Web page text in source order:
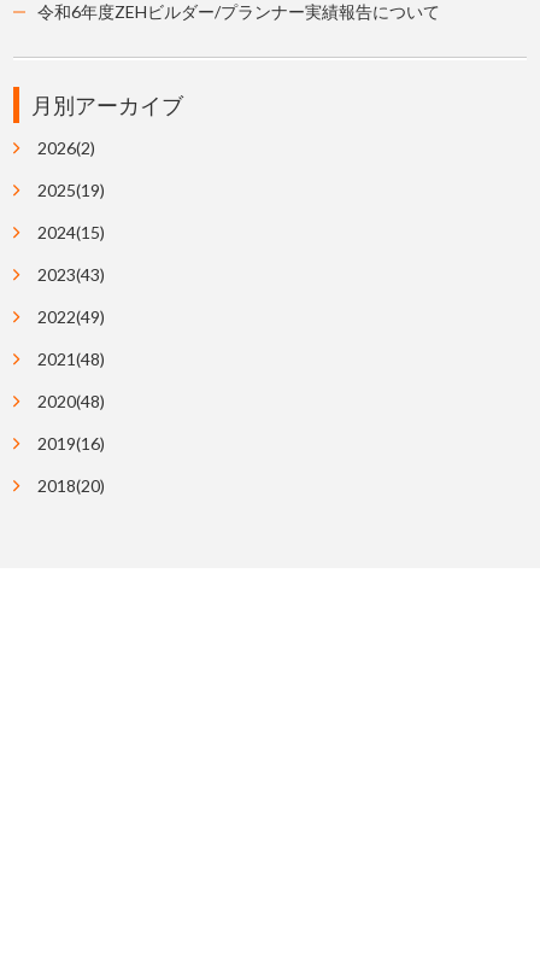
令和6年度ZEHビルダー/プランナー実績報告について
月別アーカイブ
2026(2)
2025(19)
2024(15)
2023(43)
2022(49)
2021(48)
2020(48)
2019(16)
2018(20)